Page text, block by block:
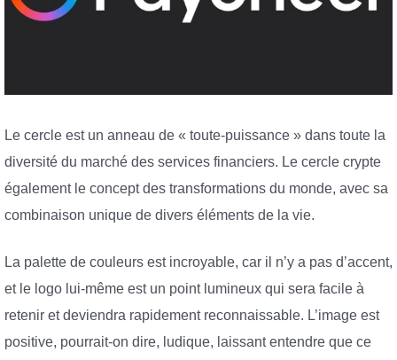
Le cercle est un anneau de « toute-puissance » dans toute la
diversité du marché des services financiers. Le cercle crypte
également le concept des transformations du monde, avec sa
combinaison unique de divers éléments de la vie.
La palette de couleurs est incroyable, car il n’y a pas d’accent,
et le logo lui-même est un point lumineux qui sera facile à
retenir et deviendra rapidement reconnaissable. L’image est
positive, pourrait-on dire, ludique, laissant entendre que ce